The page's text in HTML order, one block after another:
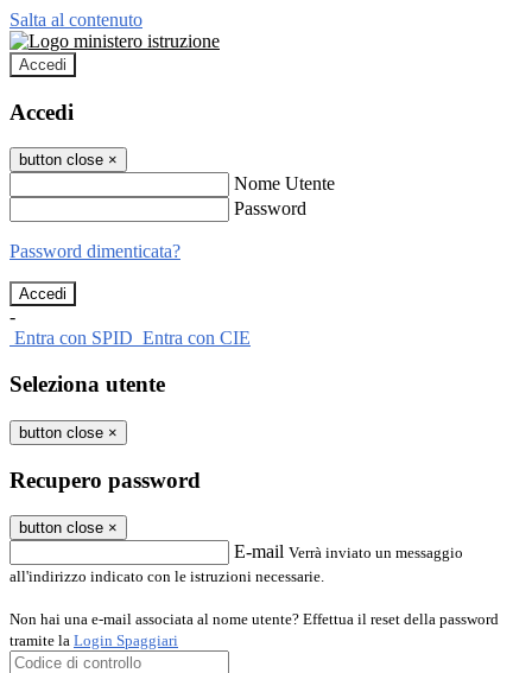
Salta al contenuto
Accedi
Accedi
button close ×
Nome Utente
Password
Password dimenticata?
-
Entra con SPID Entra con CIE
Seleziona utente
button close ×
Recupero password
button close ×
E-mail Verrà inviato un messaggio
all'indirizzo indicato con le istruzioni necessarie.
Non hai una e-mail associata al nome utente? Effettua il reset della password
tramite la Login Spaggiari